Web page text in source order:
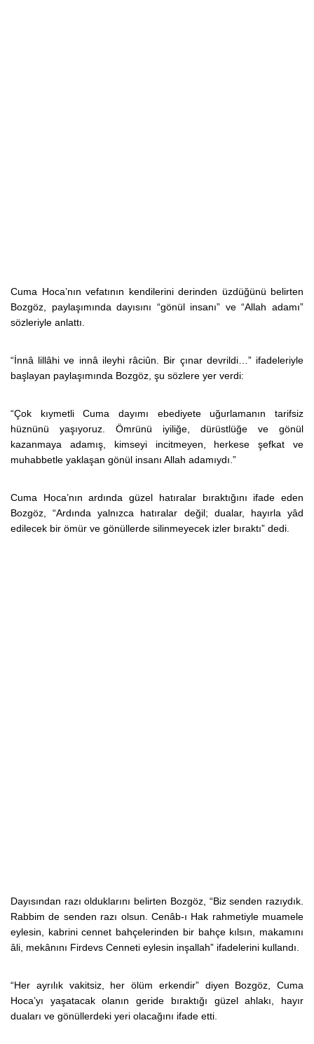
Cuma Hoca’nın vefatının kendilerini derinden üzdüğünü belirten
Bozgöz, paylaşımında dayısını “gönül insanı” ve “Allah adamı”
sözleriyle anlattı.
“İnnâ lillâhi ve innâ ileyhi râciûn. Bir çınar devrildi…” ifadeleriyle
başlayan paylaşımında Bozgöz, şu sözlere yer verdi:
“Çok kıymetli Cuma dayımı ebediyete uğurlamanın tarifsiz
hüznünü yaşıyoruz. Ömrünü iyiliğe, dürüstlüğe ve gönül
kazanmaya adamış, kimseyi incitmeyen, herkese şefkat ve
muhabbetle yaklaşan gönül insanı Allah adamıydı.”
Cuma Hoca’nın ardında güzel hatıralar bıraktığını ifade eden
Bozgöz, “Ardında yalnızca hatıralar değil; dualar, hayırla yâd
edilecek bir ömür ve gönüllerde silinmeyecek izler bıraktı” dedi.
Dayısından razı olduklarını belirten Bozgöz, “Biz senden razıydık.
Rabbim de senden razı olsun. Cenâb-ı Hak rahmetiyle muamele
eylesin, kabrini cennet bahçelerinden bir bahçe kılsın, makamını
âli, mekânını Firdevs Cenneti eylesin inşallah” ifadelerini kullandı.
“Her ayrılık vakitsiz, her ölüm erkendir” diyen Bozgöz, Cuma
Hoca’yı yaşatacak olanın geride bıraktığı güzel ahlakı, hayır
duaları ve gönüllerdeki yeri olacağını ifade etti.